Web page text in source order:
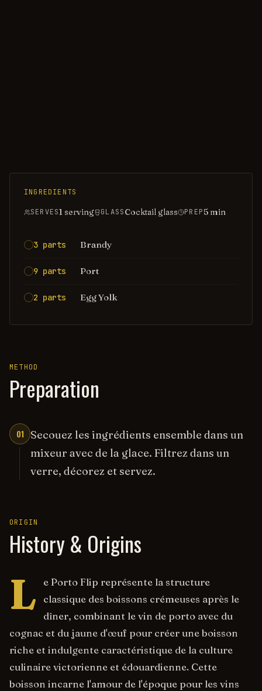
INGREDIENTS
SERVES1 serving GLASSCocktail glass PREP5 min
3 parts Brandy
9 parts Port
2 parts Egg Yolk
METHOD
Preparation
01
Secouez les ingrédients ensemble dans un
mixeur avec de la glace. Filtrez dans un
verre, décorez et servez.
ORIGIN
History & Origins
L
e Porto Flip représente la structure
classique des boissons crémeuses après le
dîner, combinant le vin de porto avec du
cognac et du jaune d'œuf pour créer une boisson
riche et indulgente caractéristique de la culture
culinaire victorienne et édouardienne. Cette
boisson incarne l'amour de l'époque pour les vins